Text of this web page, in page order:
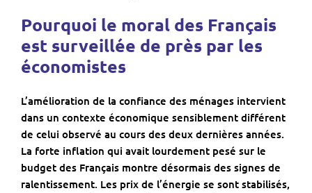
Pourquoi le moral des Français
est surveillée de près par les
économistes
L’amélioration de la confiance des ménages intervient
dans un contexte économique sensiblement différent
de celui observé au cours des deux dernières années.
La forte inflation qui avait lourdement pesé sur le
budget des Français montre désormais des signes de
ralentissement. Les prix de l’énergie se sont stabilisés,